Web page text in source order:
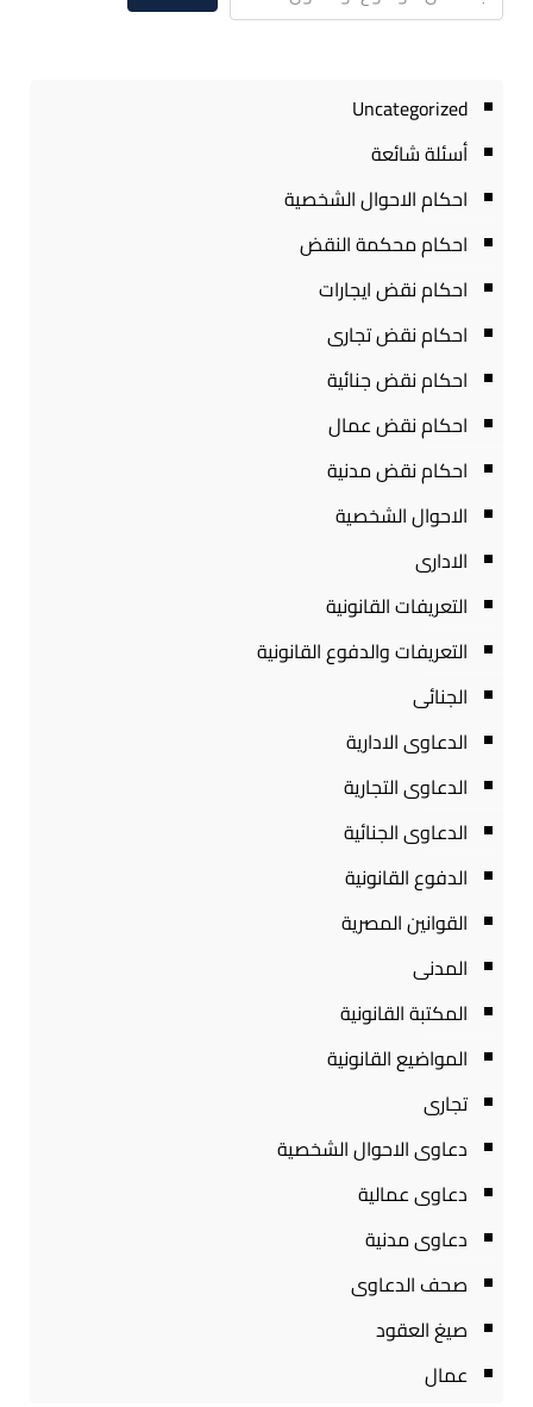
Uncategorized
أسئلة شائعة
احكام الاحوال الشخصية
احكام محكمة النقض
احكام نقض ايجارات
احكام نقض تجارى
احكام نقض جنائية
احكام نقض عمال
احكام نقض مدنية
الاحوال الشخصية
الادارى
التعريفات القانونية
التعريفات والدفوع القانونية
الجنائى
الدعاوى الادارية
الدعاوى التجارية
الدعاوى الجنائية
الدفوع القانونية
القوانين المصرية
المدنى
المكتبة القانونية
المواضيع القانونية
تجارى
دعاوى الاحوال الشخصية
دعاوى عمالية
دعاوى مدنية
صحف الدعاوى
صيغ العقود
عمال